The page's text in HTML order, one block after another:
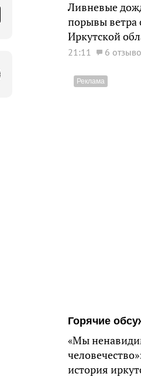
Ливневые
порывы ветра
Иркутской
21:11 6
Горячие
«Мы
история